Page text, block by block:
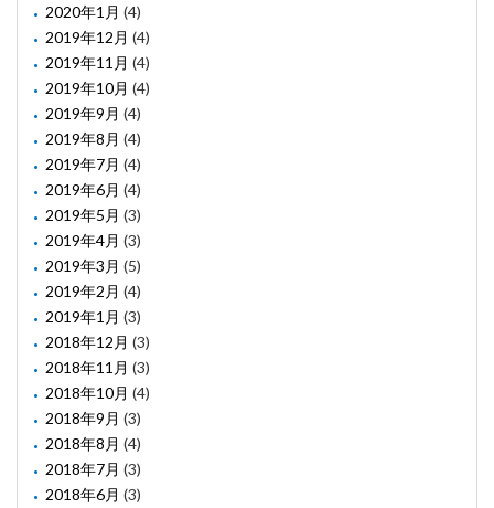
2020年1月 (4)
2019年12月 (4)
2019年11月 (4)
2019年10月 (4)
2019年9月 (4)
2019年8月 (4)
2019年7月 (4)
2019年6月 (4)
2019年5月 (3)
2019年4月 (3)
2019年3月 (5)
2019年2月 (4)
2019年1月 (3)
2018年12月 (3)
2018年11月 (3)
2018年10月 (4)
2018年9月 (3)
2018年8月 (4)
2018年7月 (3)
2018年6月 (3)